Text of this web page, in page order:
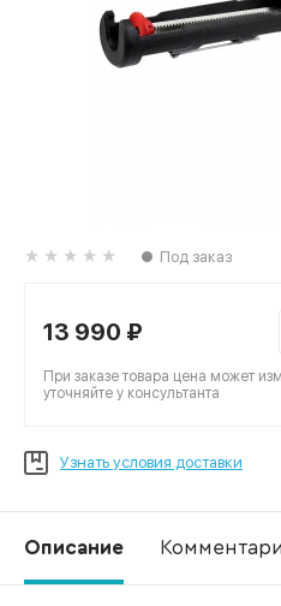
Под заказ
13 990 ₽
При заказе товара цена может
уточняйте у консультанта
Узнать условия доставки
Описание